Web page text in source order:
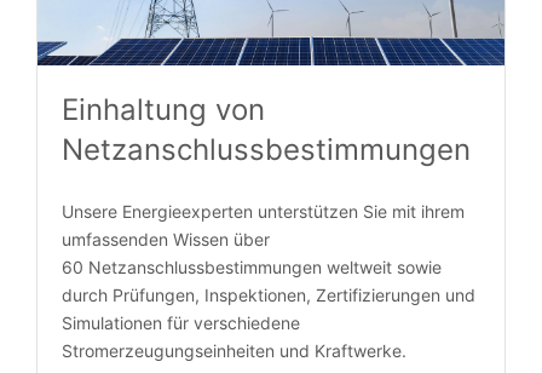
Einhaltung von
Netzanschlussbestimmungen
Unsere Energieexperten unterstützen Sie mit ihrem
umfassenden Wissen über
60 Netzanschlussbestimmungen weltweit sowie
durch Prüfungen, Inspektionen, Zertifizierungen und
Simulationen für verschiedene
Stromerzeugungseinheiten und Kraftwerke.